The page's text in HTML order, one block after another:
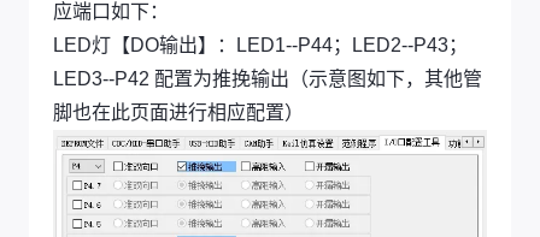
应端口如下：
LED灯【DO输出】：LED1--P44；LED2--P43；
LED3--P42 配置为推挽输出（示意图如下，其他管
脚也在此页面进行相应配置）